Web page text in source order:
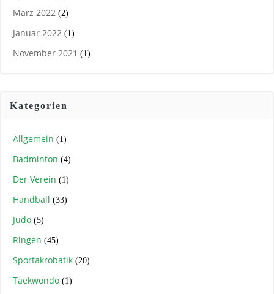
März 2022 (2)
Januar 2022 (1)
November 2021 (1)
Kategorien
Allgemein (1)
Badminton (4)
Der Verein (1)
Handball (33)
Judo (5)
Ringen (45)
Sportakrobatik (20)
Taekwondo (1)